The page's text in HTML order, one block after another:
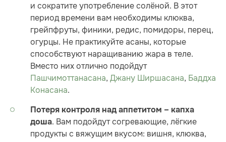
и сократите употребление солёной. В этот
период времени вам необходимы клюква,
грейпфруты, финики, редис, помидоры, перец,
огурцы. Не практикуйте асаны, которые
способствуют наращиванию жара в теле.
Вместо них отлично подойдут
Пашчимоттанасана, Джану Ширшасана, Баддха
Конасана.
Потеря контроля над аппетитом – капха
доша. Вам подойдут согревающие, лёгкие
продукты с вяжущим вкусом: вишня, клюква,